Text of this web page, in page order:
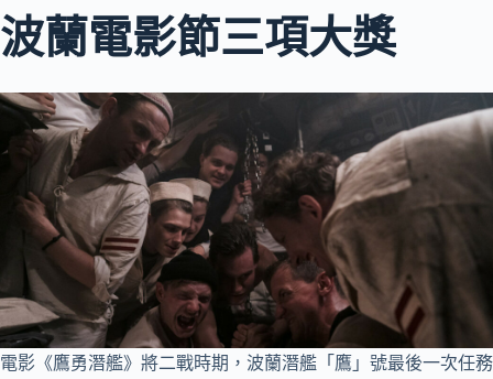
波蘭電影節三項大獎
電影《鷹勇潛艦》將二戰時期，波蘭潛艦「鷹」號最後一次任務